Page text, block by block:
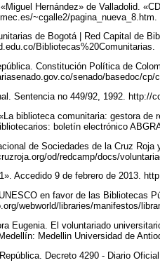
Hernández» de Valladolid.
~cgalle2/pagina_nueva_8.htm.
de Bogotá | Red Capital de
Bibliotecas%20Comunitarias.
Constitución Política de
senado/basedoc/
Sentencia no 449/92, 1992.
biblioteca comunitaria: gestora de
boletín electrónico
de Sociedades de la Cruz
od/redcamp/docs/
Accedido 9 de febrero de 2013.
en favor de las Bibliotecas
webworld/libraries/manifestos/
Eugenia. El voluntariado
Medellin Universidad de
Decreto 4290 - Diario